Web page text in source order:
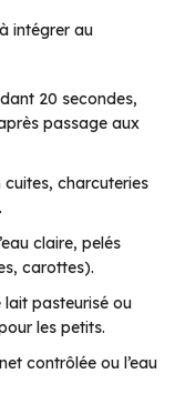
intégrer au
20 secondes,
passage aux
cuites, charcuteries
claire, pelés
carottes).
lait pasteurisé ou
les petits.
contrôlée ou l’eau